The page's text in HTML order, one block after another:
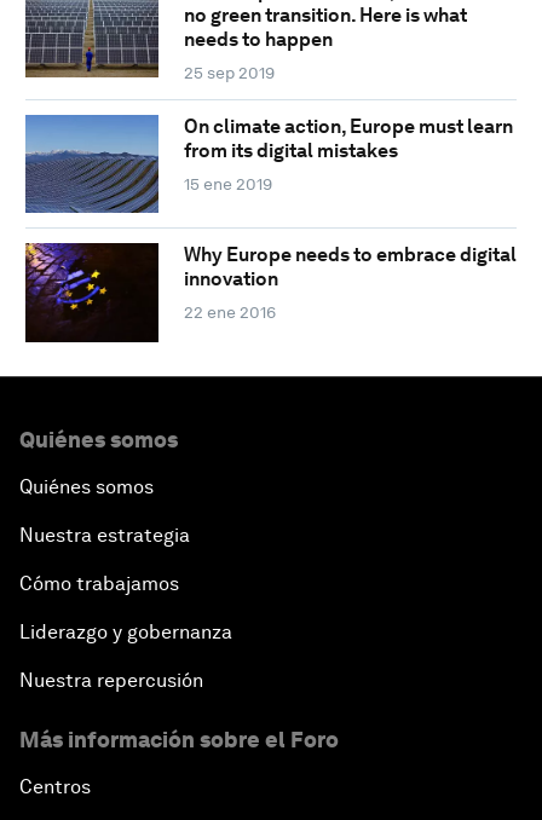
no green transition. Here is what
needs to happen
25 sep 2019
On climate action, Europe must learn
from its digital mistakes
15 ene 2019
Why Europe needs to embrace digital
innovation
22 ene 2016
Quiénes somos
Quiénes somos
Nuestra estrategia
Cómo trabajamos
Liderazgo y gobernanza
Nuestra repercusión
Más información sobre el Foro
Centros